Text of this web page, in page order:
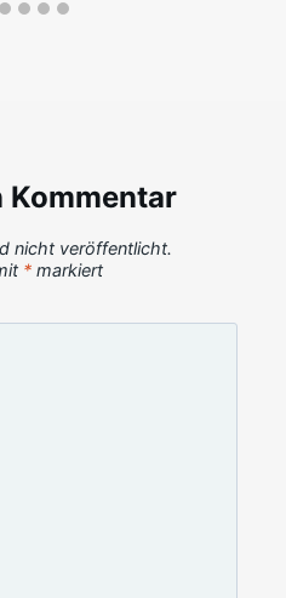
Kommentar
nicht veröffentlicht.
* markiert